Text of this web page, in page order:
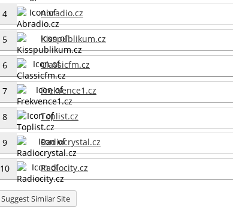
4 Abradio.cz
5 Kisspublikum.cz
6 Classicfm.cz
7 Frekvence1.cz
8 Toplist.cz
9 Radiocrystal.cz
10 Radiocity.cz
Suggest Similar Site